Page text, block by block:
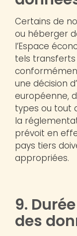
Certains de
ou héberger
l’Espace
tels transferts
une décision
européenne,
types ou tout
la
prévoit en
pays tiers
appropriées.
9.
des